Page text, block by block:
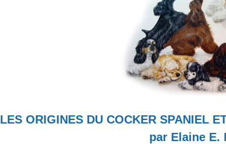
LES ORIGINES DU COCKER SPANIEL
par Elaine E.